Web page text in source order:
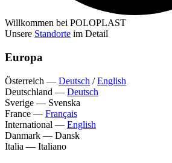
Willkommen bei POLOPLAST
Unsere Standorte im Detail
Europa
Österreich — Deutsch /English
Deutschland — Deutsch
Sverige — Svenska
France — Français
International — English
Danmark — Dansk
Italia — Italiano